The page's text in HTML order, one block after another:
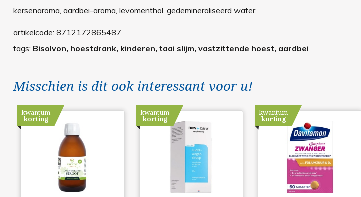
kersenaroma, aardbei-aroma, levomenthol, gedemineraliseerd water.
artikelcode: 8712172865487
tags: Bisolvon, hoestdrank, kinderen, taai slijm, vastzittende hoest, aardbei
Misschien is dit ook interessant voor u!
kwantum
korting
kwantum
korting
kwantum
korting